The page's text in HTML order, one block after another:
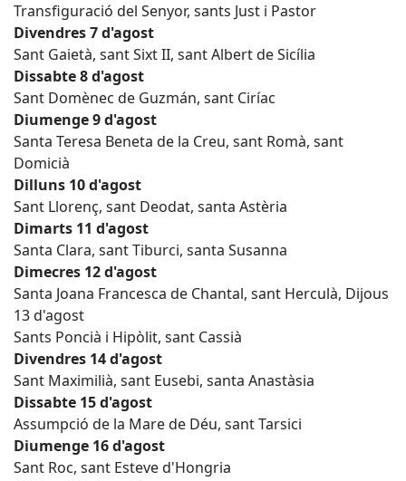
Transfiguració del Senyor, sants Just i Pastor
Divendres 7 d'agost
Sant Gaietà, sant Sixt II, sant Albert de Sicília
Dissabte 8 d'agost
Sant Domènec de Guzmán, sant Ciríac
Diumenge 9 d'agost
Santa Teresa Beneta de la Creu, sant Romà, sant
Domicià
Dilluns 10 d'agost
Sant Llorenç, sant Deodat, santa Astèria
Dimarts 11 d'agost
Santa Clara, sant Tiburci, santa Susanna
Dimecres 12 d'agost
Santa Joana Francesca de Chantal, sant Herculà, Dijous
13 d'agost
Sants Poncià i Hipòlit, sant Cassià
Divendres 14 d'agost
Sant Maximilià, sant Eusebi, santa Anastàsia
Dissabte 15 d'agost
Assumpció de la Mare de Déu, sant Tarsici
Diumenge 16 d'agost
Sant Roc, sant Esteve d'Hongria